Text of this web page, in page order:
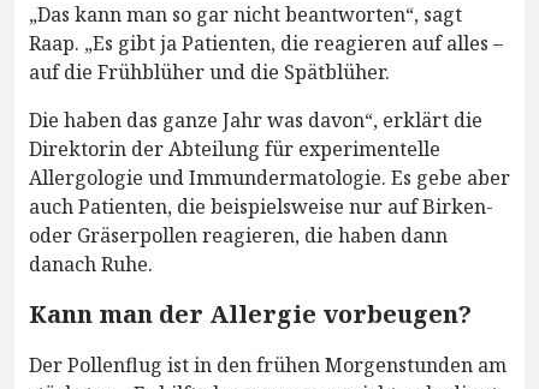
„Das kann man so gar nicht beantworten“, sagt
Raap. „Es gibt ja Patienten, die reagieren auf alles –
auf die Frühblüher und die Spätblüher.
Die haben das ganze Jahr was davon“, erklärt die
Direktorin der Abteilung für experimentelle
Allergologie und Immundermatologie. Es gebe aber
auch Patienten, die beispielsweise nur auf Birken-
oder Gräserpollen reagieren, die haben dann
danach Ruhe.
Kann man der Allergie vorbeugen?
Der Pollenflug ist in den frühen Morgenstunden am